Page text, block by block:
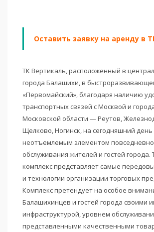
Оставить заявку на аренду в
ТК Вертикаль, расположенный в
города Балашихи, в
«Первомайский», благодаря наличию
транспортных связей с Москвой и
Московской области — Реутов,
Щелково, Ногинск, на сегодняшний день
неотъемлемым элементом
обслуживания жителей и гостей города.
комплекс представляет самые
и технологии организации торговых
Комплекс претендует на особое
Балашихинцев и гостей города своими
инфраструктурой, уровнем
представленными качественными